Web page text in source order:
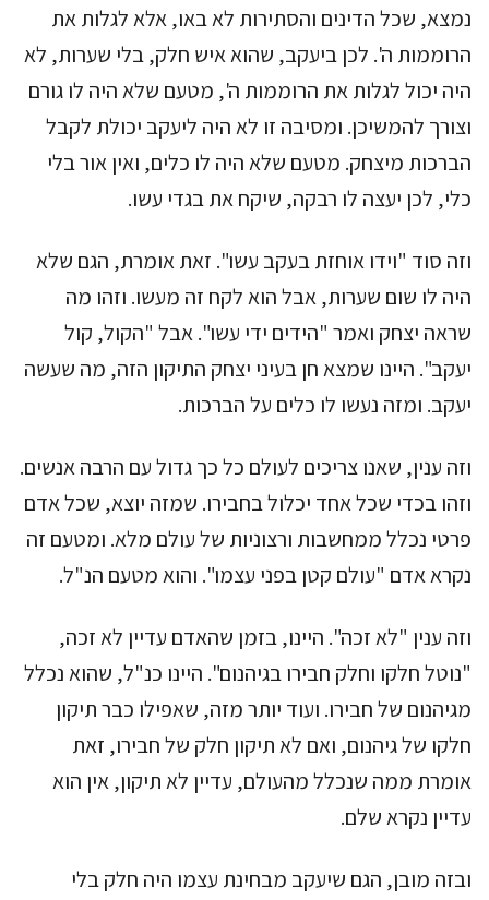
נמצא, שכל הדינים והסתירות לא באו, אלא לגלות את
הרוממות ה'. לכן ביעקב, שהוא איש חלק, בלי שערות, לא
היה יכול לגלות את הרוממות ה', מטעם שלא היה לו גורם
וצורך להמשיכן. ומסיבה זו לא היה ליעקב יכולת לקבל
הברכות מיצחק. מטעם שלא היה לו כלים, ואין אור בלי
כלי, לכן יעצה לו רבקה, שיקח את בגדי עשו.
וזה סוד "וידו אוחזת בעקב עשו". זאת אומרת, הגם שלא
היה לו שום שערות, אבל הוא לקח זה מעשו. וזהו מה
שראה יצחק ואמר "הידים ידי עשו". אבל "הקול, קול
יעקב". היינו שמצא חן בעיני יצחק התיקון הזה, מה שעשה
יעקב. ומזה נעשו לו כלים על הברכות.
וזה ענין, שאנו צריכים לעולם כל כך גדול עם הרבה אנשים.
וזהו בכדי שכל אחד יכלול בחבירו. שמזה יוצא, שכל אדם
פרטי נכלל ממחשבות ורצוניות של עולם מלא. ומטעם זה
נקרא אדם "עולם קטן בפני עצמו". והוא מטעם הנ"ל.
וזה ענין "לא זכה". היינו, בזמן שהאדם עדיין לא זכה,
"נוטל חלקו וחלק חבירו בגיהנום". היינו כנ"ל, שהוא נכלל
מגיהנום של חבירו. ועוד יותר מזה, שאפילו כבר תיקון
חלקו של גיהנום, ואם לא תיקון חלק של חבירו, זאת
אומרת ממה שנכלל מהעולם, עדיין לא תיקון, אין הוא
עדיין נקרא שלם.
ובזה מובן, הגם שיעקב מבחינת עצמו היה חלק בלי